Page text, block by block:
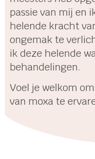
passie van mij en
helende kracht
ongemak te
ik deze helende
behandelingen.
Voel je welkom
van moxa te